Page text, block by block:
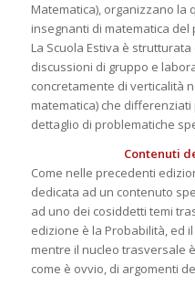
Matematica), organizzano la
insegnanti di matematica del
La Scuola Estiva è
discussioni di gruppo e
concretamente di verticalità
matematica) che
dettaglio di problematiche
Contenuti
Come nelle precedenti
dedicata ad un contenuto
ad uno dei cosiddetti temi
edizione è la Probabilità, ed
mentre il nucleo trasversale
come è ovvio, di argomenti